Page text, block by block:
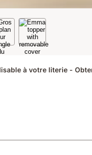
à votre literie -